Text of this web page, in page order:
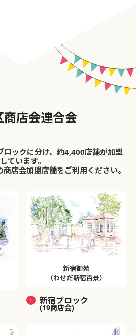
商店会連合会
ックに分け、約4,400店舗が加盟
しています。
店会加盟店舗をご利用ください。
新宿御苑
（わせだ新宿百景）
新宿ブロック
(19商店会)